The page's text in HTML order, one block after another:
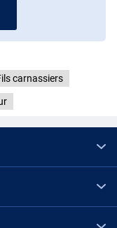
carnassiers